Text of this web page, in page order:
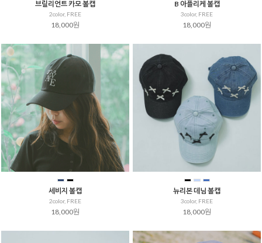
브릴리언트 카모 볼캡
2color, FREE
18,000원
B 아플리케 볼캡
3color, FREE
18,000원
세비지 볼캡
2color, FREE
18,000원
뉴리본 데님 볼캡
3color, FREE
18,000원